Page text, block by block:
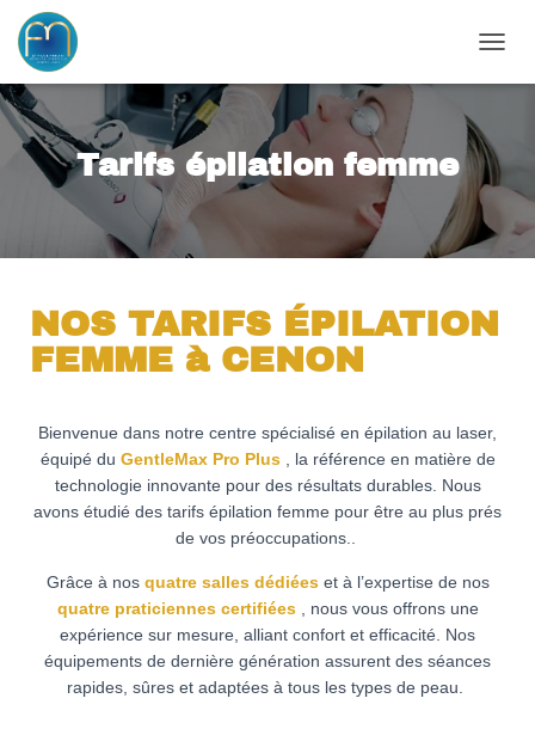
Tarifs épilation femme
NOS TARIFS ÉPILATION
FEMME à CENON
Bienvenue dans notre centre spécialisé en épilation au laser,
équipé du GentleMax Pro Plus, la référence en matière de
technologie innovante pour des résultats durables. Nous
avons étudié des tarifs épilation femme pour être au plus prés
de vos préoccupations..
Grâce à nos quatre salles dédiéeset à l’expertise de nos
quatre praticiennes certifiées, nous vous offrons une
expérience sur mesure, alliant confort et efficacité. Nos
équipements de dernière génération assurent des séances
rapides, sûres et adaptées à tous les types de peau.